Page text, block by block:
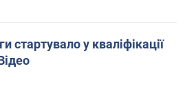
стартувало у кваліфікації